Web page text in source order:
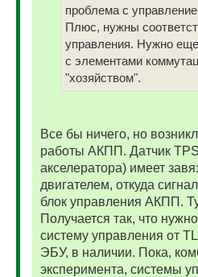
проблема с
Плюс, нужны
управления. Нужно еще
с элементами
"хозяйством".
Все бы ничего, но
работы АКПП. Датчик
акселератора) имеет
двигателем, откуда
блок управления АКПП.
Получается так, что
систему управления от
ЭБУ, в наличии. Пока,
эксперимента, системы